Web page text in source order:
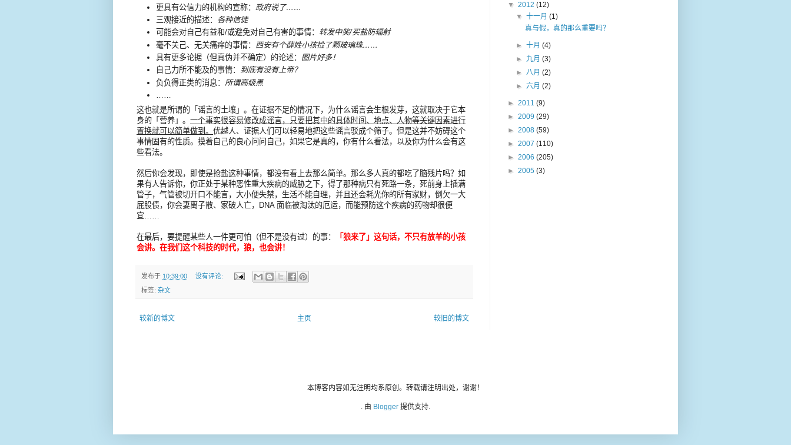
更具有公信力的机构的宣称： 政府说了……
三观接近的描述： 各种信徒
可能会对自己有益和/或避免对自己有害的事情： 转发中奖/买盐防辐射
毫不关己、无关痛痒的事情： 西安有个薛姓小孩捡了颗玻璃珠……
具有更多论据（但真伪并不确定）的论述： 图片好多！
自己力所不能及的事情： 到底有没有上帝？
负负得正类的消息： 所谓高级黑
这也就是所谓的「谣言的土壤」。在证据不足的情况下，为什么谣言会生根发芽，这就取决于它本
身的「营养」。 一个事实很容易修改成谣言，只要把其中的具体时间、地点、人物等关键因素进行
置换就可以简单做到。 优越人、证据人们可以轻易地把这些谣言驳成个筛子。但是这并不妨碍这个
事情固有的性质。摸着自己的良心问问自己，如果它是真的，你有什么看法，以及你为什么会有这
些看法。
然后你会发现，即使是抢盐这种事情，都没有看上去那么简单。那么多人真的都吃了脑残片吗？如
果有人告诉你，你正处于某种恶性重大疾病的威胁之下，得了那种病只有死路一条，死前身上插满
管子，气管被切开口不能言，大小便失禁，生活不能自理，并且还会耗光你的所有家财，倒欠一大
屁股债，你会妻离子散、家破人亡，DNA 面临被淘汰的厄运，而能预防这个疾病的药物却很便
宜……
在最后，要提醒某些人一件更可怕（但不是没有过）的事：
「狼来了」这句话，不只有放羊的小孩
会讲。在我们这个科技的时代，狼，也会讲！
发布于 10:39:00 没有评论:
标签: 杂文
较新的博文 较旧的博文
主页
▼ 2012 (12)
▼十一月(1)
真与假，真的那么重要吗？
►十月(4)
► 九月(3)
►八月(2)
►六月(2)
► 2011 (9)
► 2009 (29)
► 2008 (59)
► 2007 (110)
► 2006 (205)
► 2005 (3)
本博客内容如无注明均系原创。转载请注明出处，谢谢！
. 由 Blogger 提供支持.